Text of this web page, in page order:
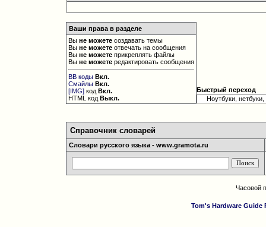
Ваши права в разделе
Выне можете создавать темы
Выне можете отвечать на сообщения
Выне можете прикреплять файлы
Выне можете редактировать сообщения
BB коды Вкл.
Смайлы Вкл.
[IMG] кодВкл.
HTML кодВыкл.
Быстрый переход
Справочник словарей
Словари русского языка - www.gramota.ru
Часовой
Tom's Hardware Guide